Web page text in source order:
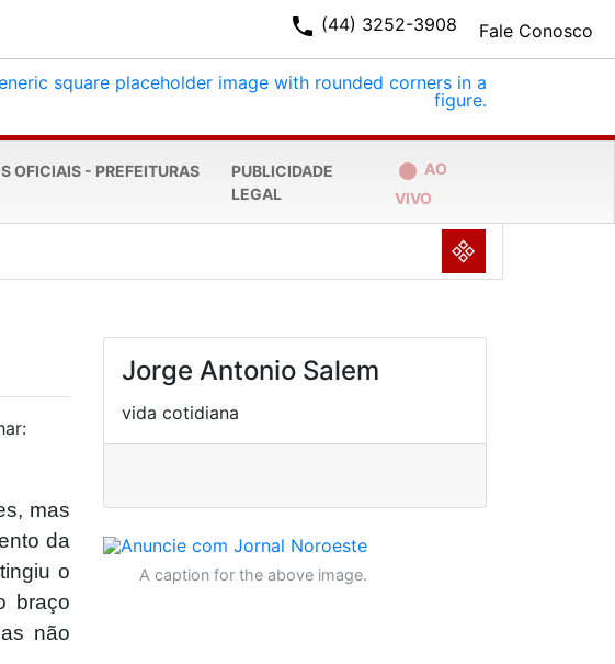
Fale Conosco
phone (44) 3252-3908
OFICIAIS - PREFEITURAS
PUBLICIDADE
LEGAL
fiber_manual_record AO
VIVO
NULL
mas
da
o
braço
não
Jorge Antonio Salem
vida cotidiana
A caption for the above image.